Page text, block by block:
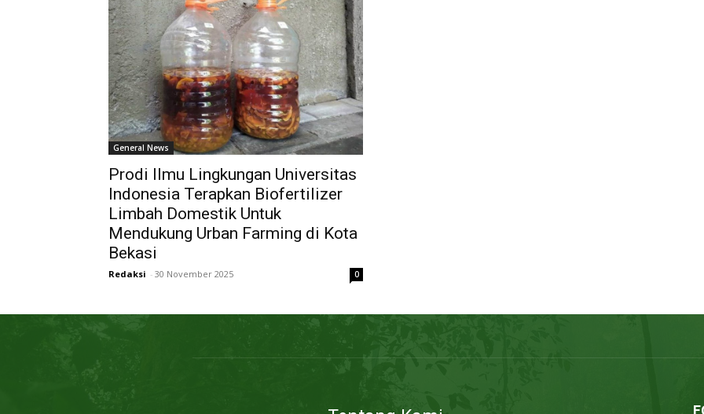
General News
Prodi Ilmu Lingkungan Universitas
Indonesia Terapkan Biofertilizer
Limbah Domestik Untuk
Mendukung Urban Farming di Kota
Bekasi
Redaksi - 30 November 2025 0